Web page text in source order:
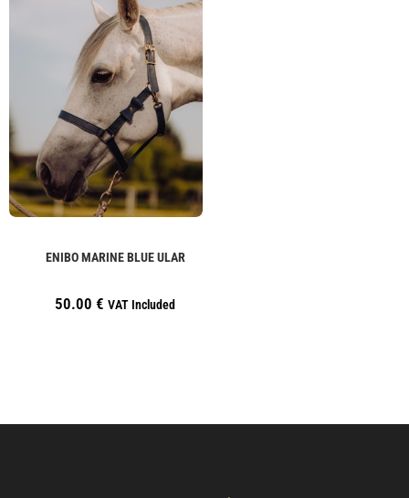
ENIBO MARINE BLUE ULAR
50.00 € VAT Included